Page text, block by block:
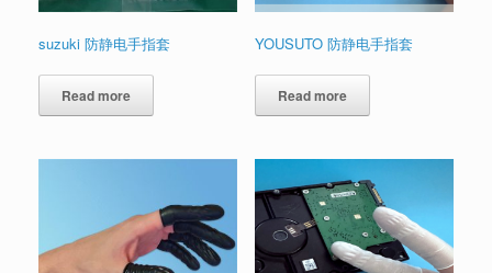
suzuki 防静电手指套
Read more
YOUSUTO 防静电手指套
Read more